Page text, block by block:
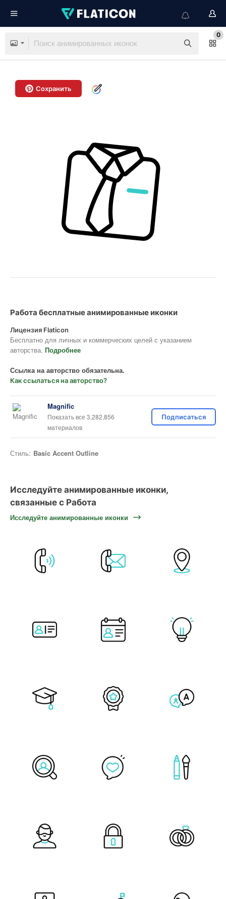
0
Сохранить
Работа бесплатные анимированные иконки
Лицензия Flaticon
Бесплатно для личных и коммерческих целей с указанием
авторства. Подробнее
Ссылка на авторство обязательна.
Как ссылаться на авторство?
Magnific
Показать все 3,282,856
материалов
Подписаться
Стиль: Basic Accent Outline
Исследуйте анимированные иконки,
связанные с Работа
Исследуйте анимированные иконки